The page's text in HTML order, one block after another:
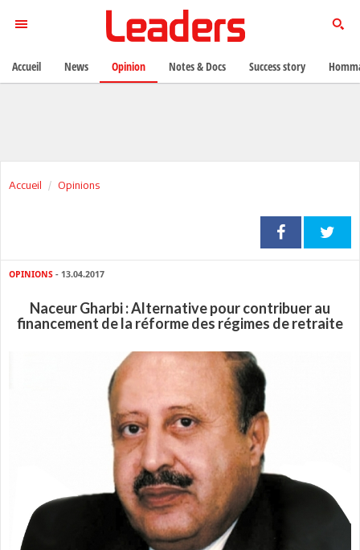
Accueil Opinions
OPINIONS - 13.04.2017
Naceur Gharbi : Alternative pour contribuer au
financement de la réforme des régimes de retraite
Accueil News Opinion Notes & Docs Success story